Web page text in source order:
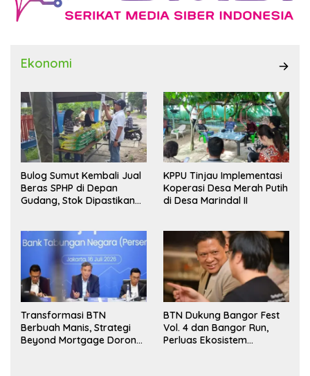
Ekonomi
Bulog Sumut Kembali Jual
Beras SPHP di Depan
Gudang, Stok Dipastikan
KPPU Tinjau Implementasi
Koperasi Desa Merah Putih
di Desa Marindal II
Transformasi BTN
Berbuah Manis, Strategi
Beyond Mortgage Dorong
BTN Dukung Bangor Fest
Vol. 4 dan Bangor Run,
Perluas Ekosistem